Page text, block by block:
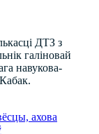
ДТЗ з
галіновай
навукова-